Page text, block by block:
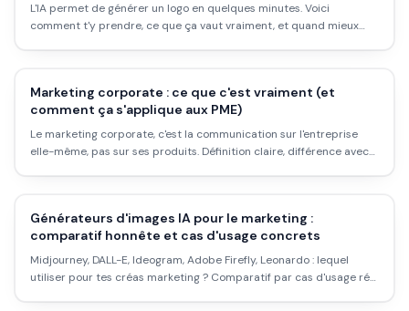
L'IA permet de générer un logo en quelques minutes. Voici
comment t'y prendre, ce que ça vaut vraiment, et quand mieux
Marketing corporate : ce que c'est vraiment (et
comment ça s'applique aux PME)
Le marketing corporate, c'est la communication sur l'entreprise
elle-même, pas sur ses produits. Définition claire, différence avec
Générateurs d'images IA pour le marketing :
comparatif honnête et cas d'usage concrets
Midjourney, DALL-E, Ideogram, Adobe Firefly, Leonardo : lequel
utiliser pour tes créas marketing ? Comparatif par cas d'usage réel